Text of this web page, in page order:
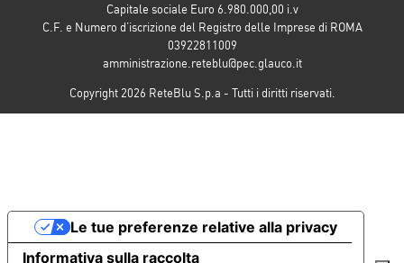
Capitale sociale Euro 6.980.000,00 i.v
C.F. e Numero d’iscrizione del Registro delle Imprese di ROMA
03922811009
amministrazione.reteblu@pec.glauco.it
Copyright 2026 ReteBlu S.p.a - Tutti i diritti riservati.
Informativa sulla raccolta
Le tue preferenze relative alla privacy